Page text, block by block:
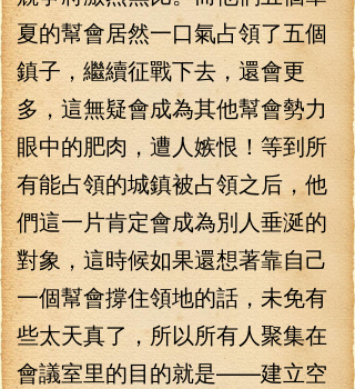
夏的幫會居然一口氣占領了五個
鎮子，繼續征戰下去，還會更
多，這無疑會成為其他幫會勢力
眼中的肥肉，遭人嫉恨！等到所
有能占領的城鎮被占領之后，他
們這一片肯定會成為別人垂涎的
對象，這時候如果還想著靠自己
一個幫會撐住領地的話，未免有
些太天真了，所以所有人聚集在
會議室里的目的就是——建立空